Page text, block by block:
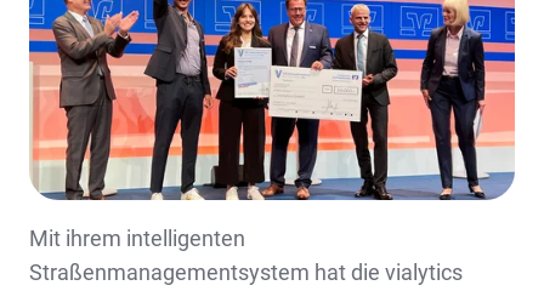
Mit ihrem intelligenten
Straßenmanagementsystem hat die vialytics